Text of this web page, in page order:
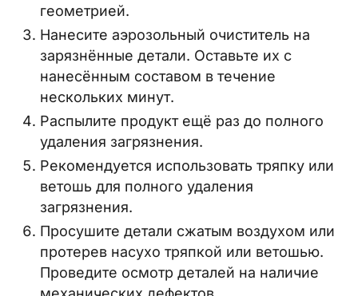
геометрией.
Нанесите аэрозольный очиститель на
зарязнённые детали. Оставьте их с
нанесённым составом в течение
нескольких минут.
Распылите продукт ещё раз до полного
удаления загрязнения.
Рекомендуется использовать тряпку или
ветошь для полного удаления
загрязнения.
Просушите детали сжатым воздухом или
протерев насухо тряпкой или ветошью.
Проведите осмотр деталей на наличие